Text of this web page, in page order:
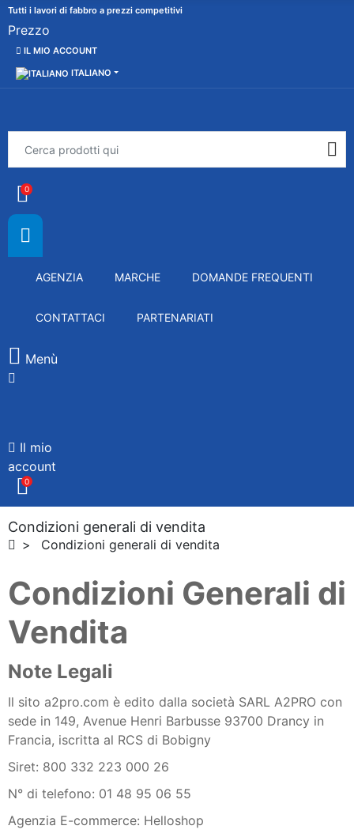
Tutti i lavori di fabbro a prezzi competitivi
Prezzo
IL MIO ACCOUNT
ITALIANO
0
AGENZIA MARCHE DOMANDE FREQUENTI
CONTATTACI PARTENARIATI
Menù
Il mio
account
0
Condizioni generali di vendita
Condizioni generali di vendita
Condizioni Generali di
Vendita
Note Legali
Il sito a2pro.com è edito dalla società SARL A2PRO con
sede in 149, Avenue Henri Barbusse 93700 Drancy in
Francia, iscritta al RCS di Bobigny
Siret: 800 332 223 000 26
N° di telefono: 01 48 95 06 55
Agenzia E-commerce: Helloshop